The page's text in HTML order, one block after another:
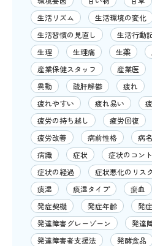
生活リズム
生活環境の変化
生活習慣の見直し
生活行動
生理
生理痛 生薬
産業保健スタッフ
産業医
異動
疏肝解鬱 疲れ
疲れやすい
疲れ易い
疲労の持ち越し
疲労回復
疲労改善
病前性格 病名
病識
症状
症状のコン
症状の経過
症状悪化のリスク
痰湿
痰湿タイプ 瘀血
発症契機
発症年齢 発
発達障害グレーゾーン
発達
発達障害者支援法
発酵食品